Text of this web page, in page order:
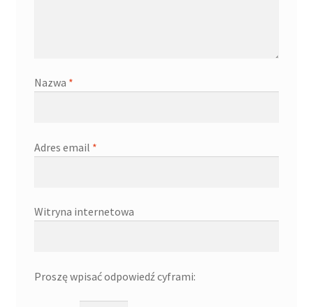
Nazwa *
Adres email *
Witryna internetowa
Proszę wpisać odpowiedź cyframi: